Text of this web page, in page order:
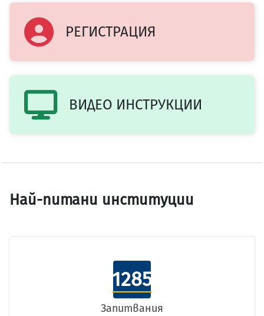
РЕГИСТРАЦИЯ
ВИДЕО ИНСТРУКЦИИ
Най-питани институции
1285
Запитвания